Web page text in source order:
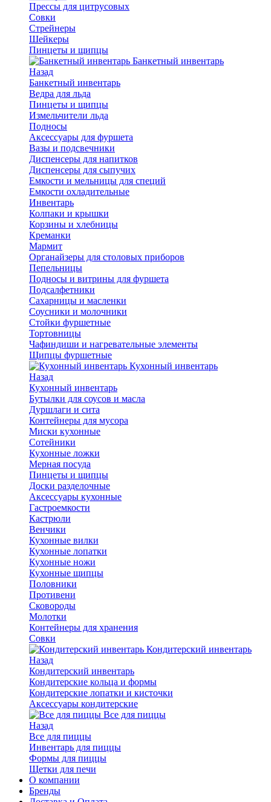
Прессы для цитрусовых
Совки
Стрейнеры
Шейкеры
Пинцеты и щипцы
Банкетный инвентарь
Назад
Банкетный инвентарь
Ведра для льда
Пинцеты и щипцы
Измельчители льда
Подносы
Аксессуары для фуршета
Вазы и подсвечники
Диспенсеры для напитков
Диспенсеры для сыпучих
Емкости и мельницы для специй
Емкости охладительные
Инвентарь
Колпаки и крышки
Корзины и хлебницы
Креманки
Мармит
Органайзеры для столовых приборов
Пепельницы
Подносы и витрины для фуршета
Подсалфетники
Сахарницы и масленки
Соусники и молочники
Стойки фуршетные
Тортовницы
Чафиндиши и нагревательные элементы
Щипцы фуршетные
Кухонный инвентарь
Назад
Кухонный инвентарь
Бутылки для соусов и масла
Дуршлаги и сита
Контейнеры для мусора
Миски кухонные
Сотейники
Кухонные ложки
Мерная посуда
Пинцеты и щипцы
Доски разделочные
Аксессуары кухонные
Гастроемкости
Кастрюли
Венчики
Кухонные вилки
Кухонные лопатки
Кухонные ножи
Кухонные щипцы
Половники
Противени
Сковороды
Молотки
Контейнеры для хранения
Совки
Кондитерский инвентарь
Назад
Кондитерский инвентарь
Кондитерские кольца и формы
Кондитерские лопатки и кисточки
Аксессуары кондитерские
Все для пиццы
Назад
Все для пиццы
Инвентарь для пиццы
Формы для пиццы
Щетки для печи
О компании
Бренды